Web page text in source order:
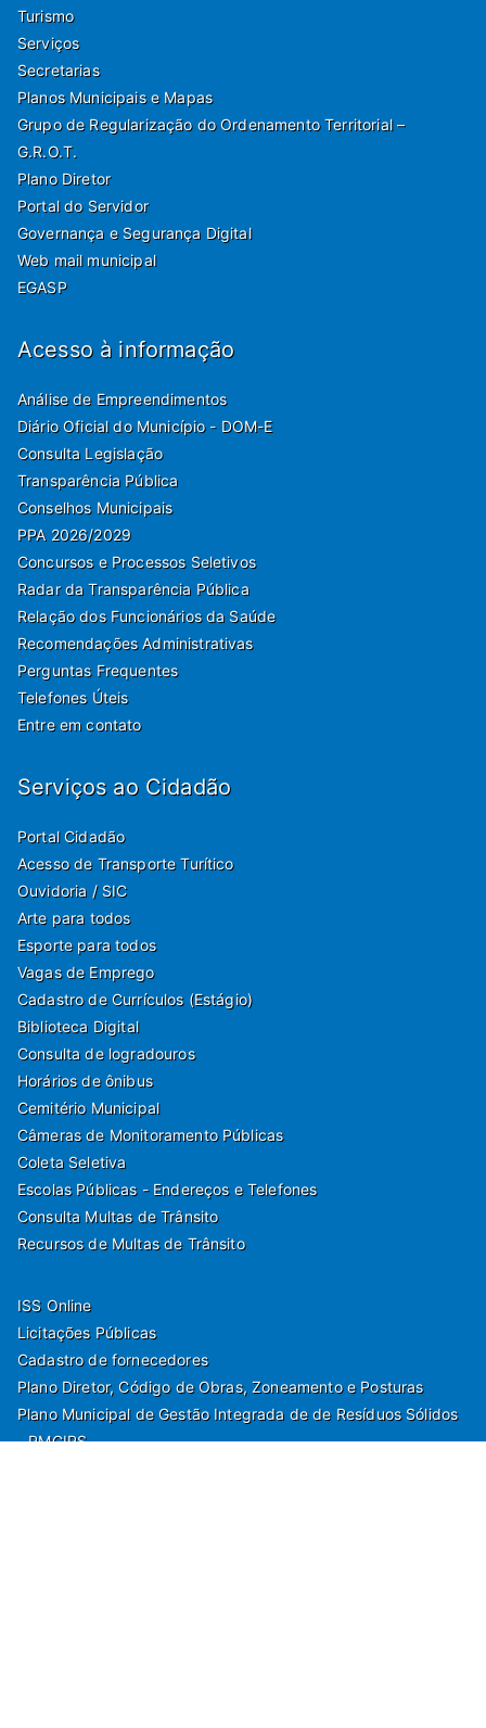
Turismo
Serviços
Secretarias
Planos Municipais e Mapas
Grupo de Regularização do Ordenamento Territorial –
G.R.O.T.
Plano Diretor
Portal do Servidor
Governança e Segurança Digital
Web mail municipal
EGASP
Acesso à informação
Análise de Empreendimentos
Diário Oficial do Município - DOM-E
Consulta Legislação
Transparência Pública
Conselhos Municipais
PPA 2026/2029
Concursos e Processos Seletivos
Radar da Transparência Pública
Relação dos Funcionários da Saúde
Recomendações Administrativas
Perguntas Frequentes
Telefones Úteis
Entre em contato
Serviços ao Cidadão
Portal Cidadão
Acesso de Transporte Turítico
Ouvidoria / SIC
Arte para todos
Esporte para todos
Vagas de Emprego
Cadastro de Currículos (Estágio)
Biblioteca Digital
Consulta de logradouros
Horários de ônibus
Cemitério Municipal
Câmeras de Monitoramento Públicas
Coleta Seletiva
Escolas Públicas - Endereços e Telefones
Consulta Multas de Trânsito
Recursos de Multas de Trânsito
ISS Online
Licitações Públicas
Cadastro de fornecedores
Plano Diretor, Código de Obras, Zoneamento e Posturas
Plano Municipal de Gestão Integrada de de Resíduos Sólidos
- PMGIRS